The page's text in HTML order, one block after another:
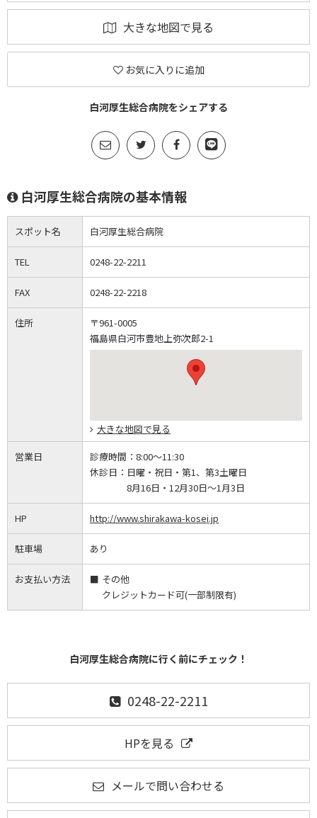
大きな地図で見る
お気に入りに追加
白河厚生総合病院をシェアする
白河厚生総合病院の基本情報
スポット名 白河厚生総合病院
TEL 0248-22-2211
FAX 0248-22-2218
住所
〒961-0005
福島県白河市豊地上弥次郎2-1
大きな地図で見る
営業日 診療時間： 8:00～11:30
休診日： 日曜・祝日・第1、第3土曜日
8月16日・12月30日～1月3日
HP http://www.shirakawa-kosei.jp
駐車場 あり
お支払い方法
その他
クレジットカード可(一部制限有)
白河厚生総合病院に行く前にチェック！
0248-22-2211
HPを見る
メールで問い合わせる